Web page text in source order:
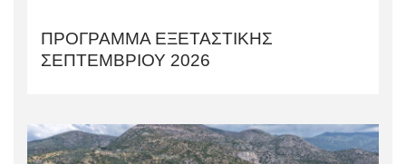
ΠΡΟΓΡΑΜΜΑ ΕΞΕΤΑΣΤΙΚΗΣ
ΣΕΠΤΕΜΒΡΙΟΥ 2026